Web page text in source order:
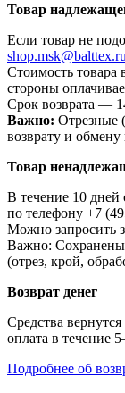
Товар
Если товар не
shop.msk@balttex.ru
Стоимость товара
стороны
Срок возврата —
Важно: Отрезные
возврату и обмену
Товар
В течение 10 дней
по телефону +7
Можно запросить
Важно: Сохранены
(отрез, крой,
Возврат денег
Средства
оплата в течение
Подробнее об